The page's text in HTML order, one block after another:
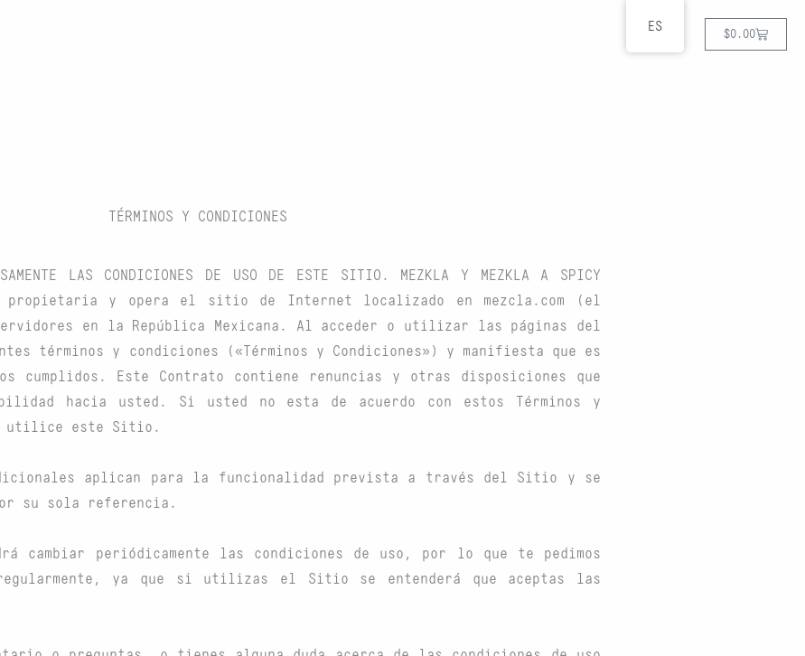
$0.00Cart
TÉRMINOS Y CONDICIONES
LAS CONDICIONES DE USO DE ESTE SITIO.
MEZKLA Y MEZKLA A SPICY
propietaria y opera el sitio de Internet localizado en mezcla.com (el
en la República Mexicana. Al acceder o utilizar las páginas del
términos y condiciones («Términos y Condiciones») y manifiesta que es
cumplidos. Este Contrato contiene renuncias y otras disposiciones que
hacia usted. Si usted no esta de acuerdo con estos Términos y
utilice este Sitio.
aplican para la funcionalidad prevista a través del Sitio y se
su sola referencia.
cambiar periódicamente las condiciones de uso, por lo que te pedimos
ya que si utilizas el Sitio se entenderá que aceptas las
ES